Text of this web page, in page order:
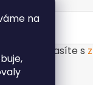
na
souhlasíte s